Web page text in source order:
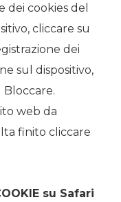
dei cookies del
cliccare su
dei
sul dispositivo,
Bloccare.
web da
finito cliccare
su Safari